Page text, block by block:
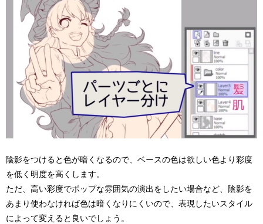
陰影をつけると色が暗くなるので、ベースの色は欲しい色より彩度
を低く明度を高くします。
ただ、高い彩度でポップな雰囲気の演出をしたい場合など、陰影を
あまり使わなければ色は暗くなりにくいので、表現したいスタイル
によって変えると良いでしょう。